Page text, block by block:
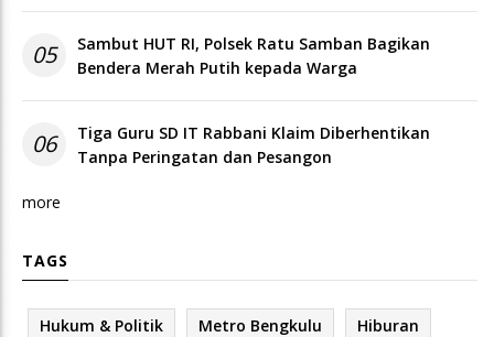
05
Sambut HUT RI, Polsek Ratu Samban Bagikan
Bendera Merah Putih kepada Warga
06
Tiga Guru SD IT Rabbani Klaim Diberhentikan
Tanpa Peringatan dan Pesangon
more
TAGS
Hukum & Politik Metro Bengkulu Hiburan